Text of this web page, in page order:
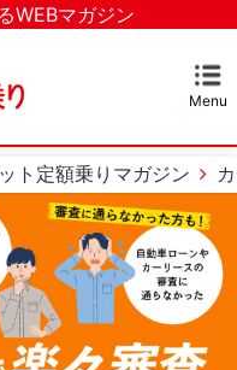
WEBマガジン
Menu
ト定額乗りマガジン